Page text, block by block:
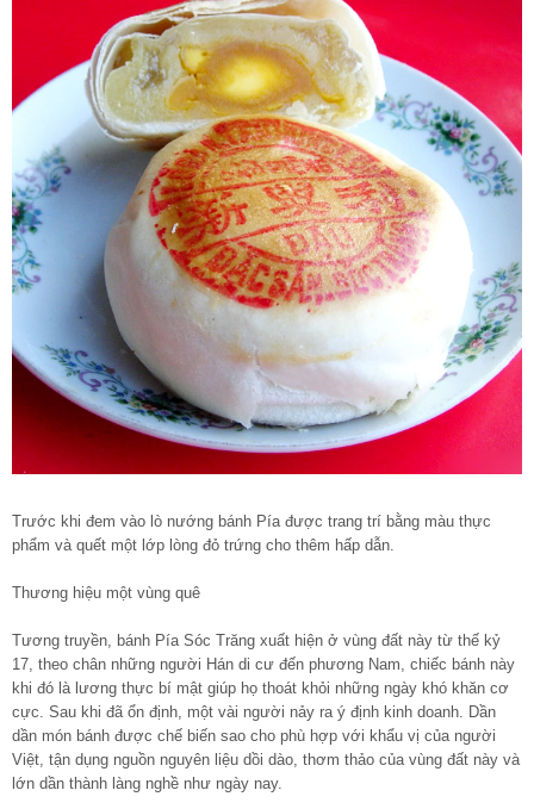
Trước khi đem vào lò nướng bánh Pía được trang trí bằng màu thực
phẩm và quết một lớp lòng đỏ trứng cho thêm hấp dẫn.
Thương hiệu một vùng quê
Tương truyền, bánh Pía Sóc Trăng xuất hiện ở vùng đất này từ thế kỷ
17, theo chân những người Hán di cư đến phương Nam, chiếc bánh này
khi đó là lương thực bí mật giúp họ thoát khỏi những ngày khó khăn cơ
cực. Sau khi đã ổn định, một vài người nảy ra ý định kinh doanh. Dần
dần món bánh được chế biến sao cho phù hợp với khẩu vị của người
Việt, tận dụng nguồn nguyên liệu dồi dào, thơm thảo của vùng đất này và
lớn dần thành làng nghề như ngày nay.